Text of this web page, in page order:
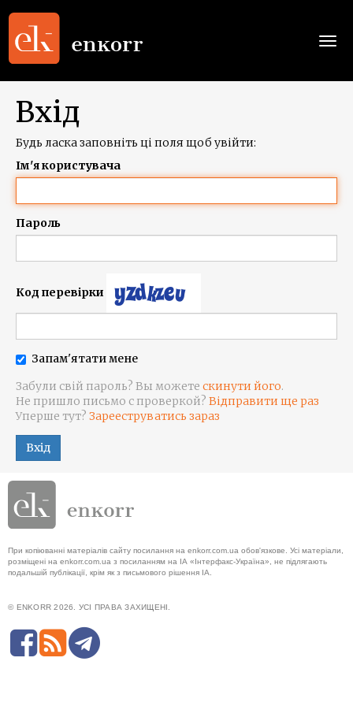
Вхід
Будь ласка заповніть ці поля щоб увійти:
Ім'я користувача
Пароль
Код перевірки
Запам'ятати мене
Забули свій пароль? Вы можете скинути його.
Не пришло письмо с проверкой? Відправити ще раз
Уперше тут? Зарееструватись зараз
Вхід
При копіюванні матеріалів сайту посилання на enkorr.com.ua обов'язкове. Усі матеріали,
розміщені на enkorr.com.ua з посиланням на ІА «Інтерфакс-Україна», не підлягають
подальшій публікації, крім як з письмового рішення ІА.
© ENKORR 2026. УСІ ПРАВА ЗАХИЩЕНІ.